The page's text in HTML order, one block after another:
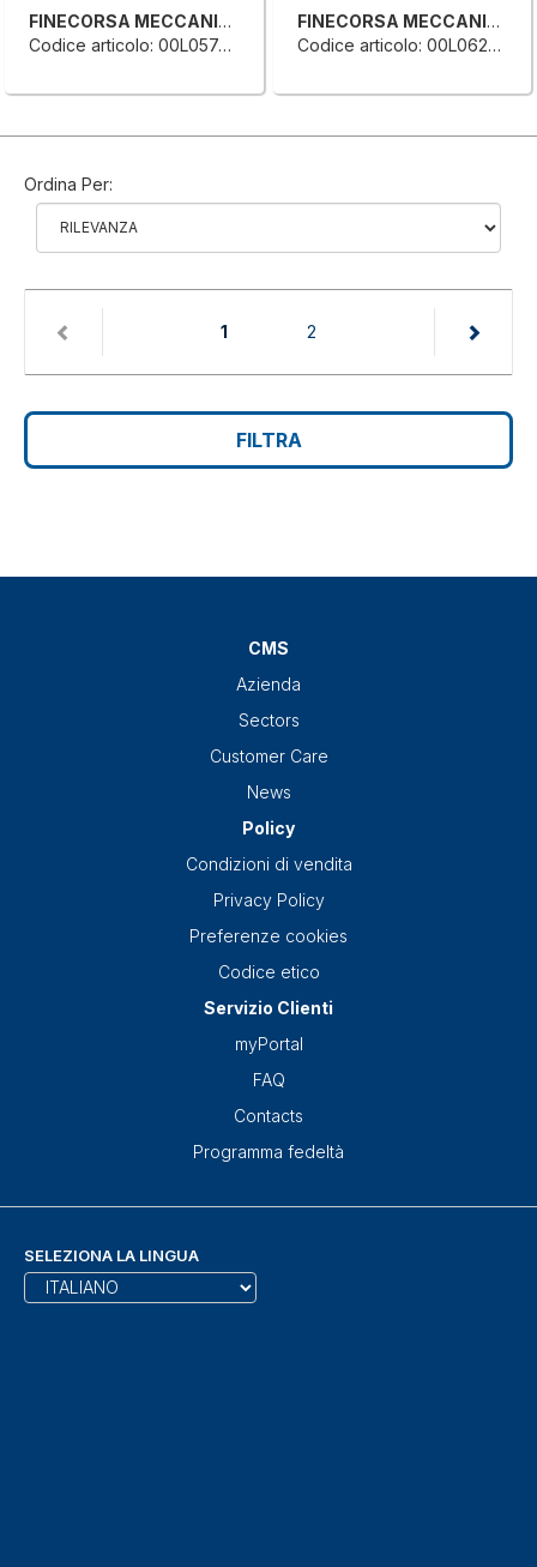
FINECORSA MECCANICO SINGOLO
Codice articolo: 00L0574609H
FINECORSA MECCANICO SINGOLO
Codice articolo: 00L0626227L
Ordina Per:
1(current) 2
FILTRA
CMS
Azienda
Sectors
Customer Care
News
Policy
Condizioni di vendita
Privacy Policy
Preferenze cookies
Codice etico
Servizio Clienti
myPortal
FAQ
Contacts
Programma fedeltà
SELEZIONA LA LINGUA